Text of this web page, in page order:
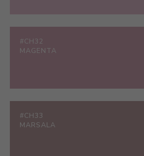
#CH32
MAGENTA
#CH33
MARSALA